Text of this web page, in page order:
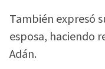
También expresó
esposa, haciendo
Adán.